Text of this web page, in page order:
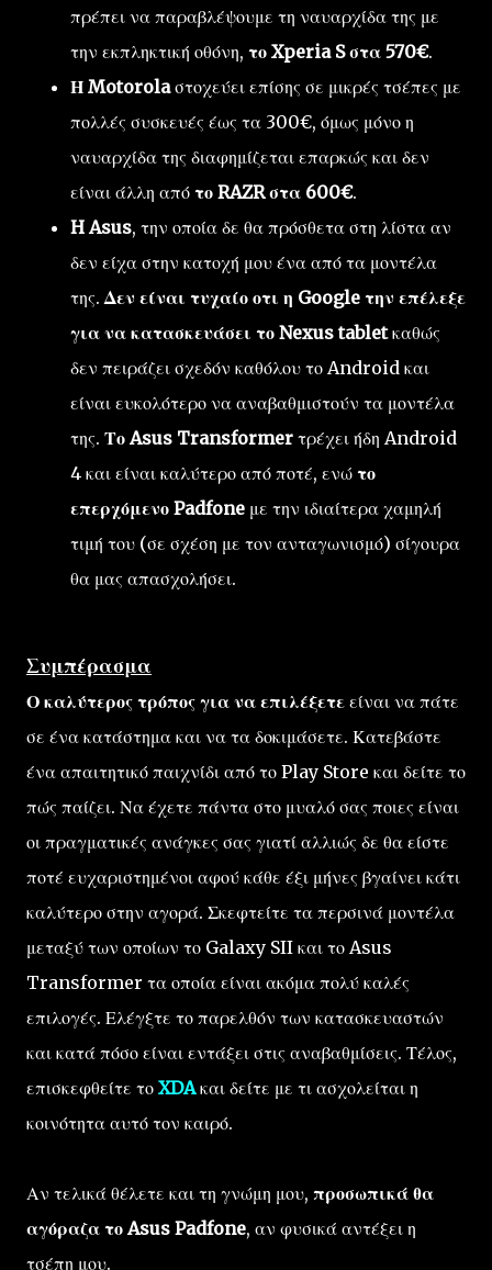
πρέπει να παραβλέψουμε τη ναυαρχίδα της με
την εκπληκτική οθόνη, το Xperia S στα 570€.
Η Motorolaστοχεύει επίσης σε μικρές τσέπες με
πολλές συσκευές έως τα 300€, όμως μόνο η
ναυαρχίδα της διαφημίζεται επαρκώς και δεν
είναι άλλη από το RAZR στα 600€.
H Asus, την οποία δε θα πρόσθετα στη λίστα αν
δεν είχα στην κατοχή μου ένα από τα μοντέλα
της. Δεν είναι τυχαίο οτι η Google την επέλεξε
για να κατασκευάσει το Nexus tabletκαθώς
δεν πειράζει σχεδόν καθόλου το Android και
είναι ευκολότερο να αναβαθμιστούν τα μοντέλα
της. Το Asus Transformer τρέχει ήδη Android
4 και είναι καλύτερο από ποτέ, ενώ το
επερχόμενο Padfone με την ιδιαίτερα χαμηλή
τιμή του (σε σχέση με τον ανταγωνισμό) σίγουρα
θα μας απασχολήσει.
Συμπέρασμα
Ο καλύτερος τρόπος για να επιλέξετε είναι να πάτε
σε ένα κατάστημα και να τα δοκιμάσετε. Κατεβάστε
ένα απαιτητικό παιχνίδι από το Play Store και δείτε το
πώς παίζει. Να έχετε πάντα στο μυαλό σας ποιες είναι
οι πραγματικές ανάγκες σας γιατί αλλιώς δε θα είστε
ποτέ ευχαριστημένοι αφού κάθε έξι μήνες βγαίνει κάτι
καλύτερο στην αγορά. Σκεφτείτε τα περσινά μοντέλα
μεταξύ των οποίων το Galaxy SII και το Asus
Transformer τα οποία είναι ακόμα πολύ καλές
επιλογές. Ελέγξτε το παρελθόν των κατασκευαστών
και κατά πόσο είναι εντάξει στις αναβαθμίσεις. Τέλος,
επισκεφθείτε το XDAκαι δείτε με τι ασχολείται η
κοινότητα αυτό τον καιρό.
Αν τελικά θέλετε και τη γνώμη μου, προσωπικά θα
αγόραζα το Asus Padfone, αν φυσικά αντέξει η
τσέπη μου.